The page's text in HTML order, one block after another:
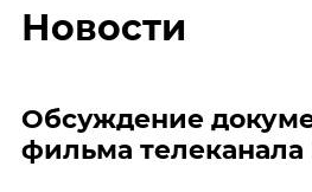
Новости
Обсуждение
фильма телеканала